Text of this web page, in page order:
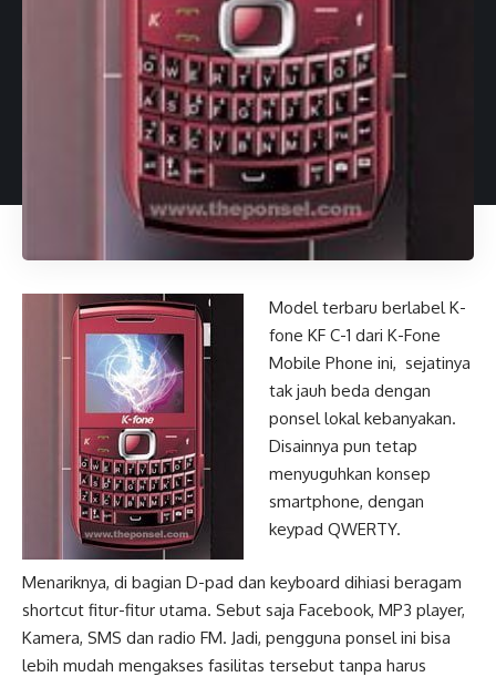
Model terbaru berlabel K-
fone KF C-1 dari K-Fone
Mobile Phone ini, sejatinya
tak jauh beda dengan
ponsel lokal kebanyakan.
Disainnya pun tetap
menyuguhkan konsep
smartphone, dengan
keypad QWERTY.
Menariknya, di bagian D-pad dan keyboard dihiasi beragam
shortcut fitur-fitur utama. Sebut saja Facebook, MP3 player,
Kamera, SMS dan radio FM. Jadi, pengguna ponsel ini bisa
lebih mudah mengakses fasilitas tersebut tanpa harus